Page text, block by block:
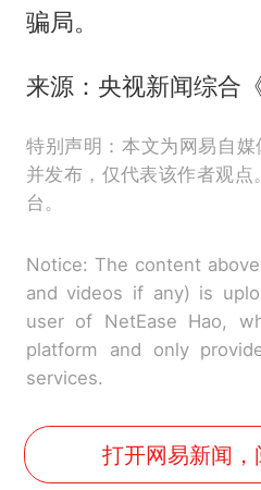
骗局。
来源：央视新闻综合
特别声明：本文为网易自媒
并发布，仅代表该作者观
台。
Notice: The content
and videos if any) is
user of NetEase Hao,
platform and only
services.
打开网易新闻